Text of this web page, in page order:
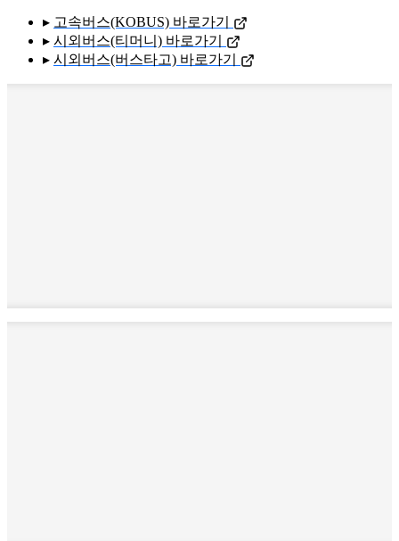
▸ 고속버스(KOBUS) 바로가기
▸ 시외버스(티머니) 바로가기
▸ 시외버스(버스타고) 바로가기